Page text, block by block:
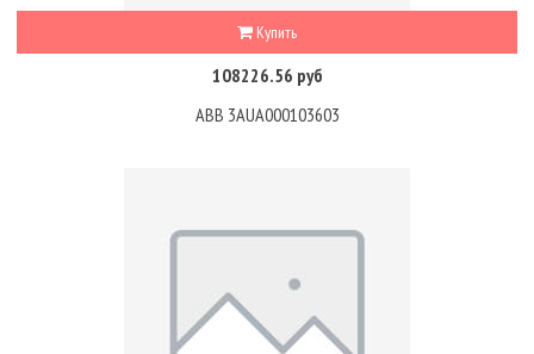
Купить
108226.56 руб
ABB 3AUA000103603